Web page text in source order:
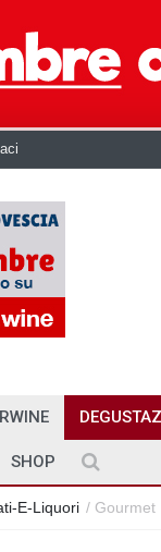
SHOP
E-Liquori / Gourmet